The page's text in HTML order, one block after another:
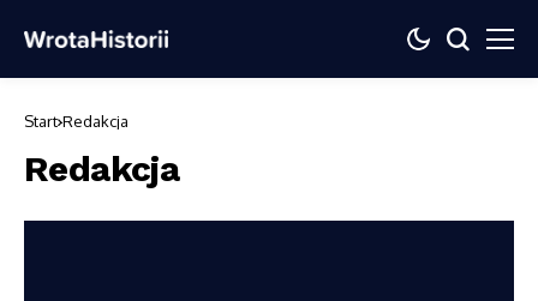
Start Redakcja
Redakcja